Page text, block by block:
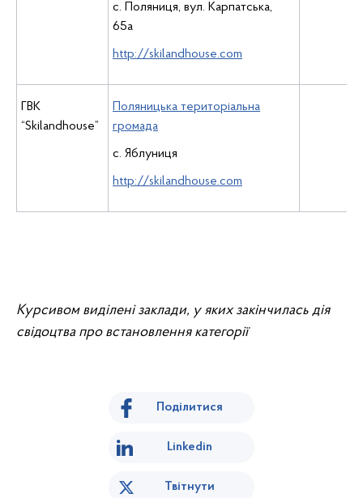
с. Поляниця, вул. Карпатська,
65а
http://skilandhouse.com
ГВК
“Skilandhouse”
Поляницька територіальна
громада
с. Яблуниця
http://skilandhouse.com
Курсивом виділені заклади, у яких закінчилась дія
свідоцтва про встановлення категорії
Поділитися
Linkedin
Твітнути